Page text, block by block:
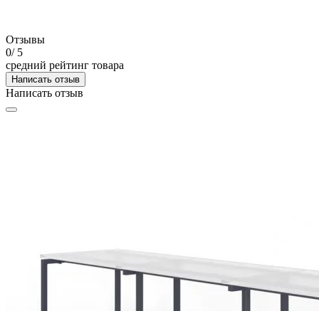
Отзывы
0/ 5
средний рейтинг товара
Написать отзыв
Написать отзыв